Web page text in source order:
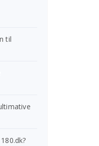
til